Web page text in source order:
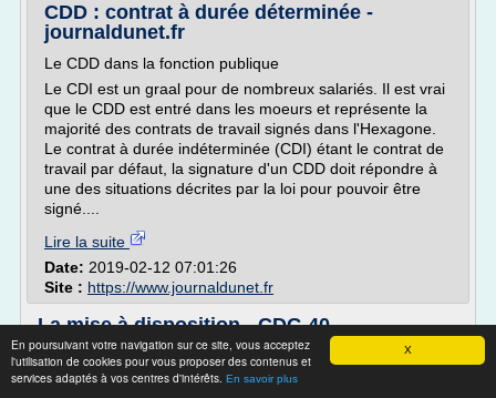
X
En poursuivant votre navigation sur ce site, vous acceptez
l'utilisation de cookies pour vous proposer des contenus et
services adaptés à vos centres d'intérêts. En savoir plus
CDD : contrat à durée déterminée -
journaldunet.fr
Le CDD dans la fonction publique
Le CDI est un graal pour de nombreux salariés. Il est vrai
que le CDD est entré dans les moeurs et représente la
majorité des contrats de travail signés dans l'Hexagone.
Le contrat à durée indéterminée (CDI) étant le contrat de
travail par défaut, la signature d'un CDD doit répondre à
une des situations décrites par la loi pour pouvoir être
signé....
Lire la suite
Date: 2019-02-12 07:01:26
Site : https://www.journaldunet.fr
La mise à disposition - CDG 40
La mise à disposition
Références :